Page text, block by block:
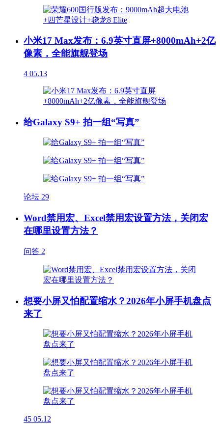
小米17 Max发布：6.9英寸直屏+8000mAh+2亿
像素，全能旗舰登场
4 05.13
给Galaxy S9+ 拍一组“写真”
论坛 29
Word禁用宏、Excel禁用宏设置方法，关闭宏
在哪里设置方法？
问答 2
想要小屏又怕配置缩水？2026年小屏手机盘点
来了
45 05.12